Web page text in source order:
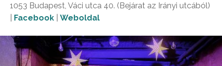
1053 Budapest, Váci utca 40. (Bejárat az Irányi utcából)
Facebook Weboldal